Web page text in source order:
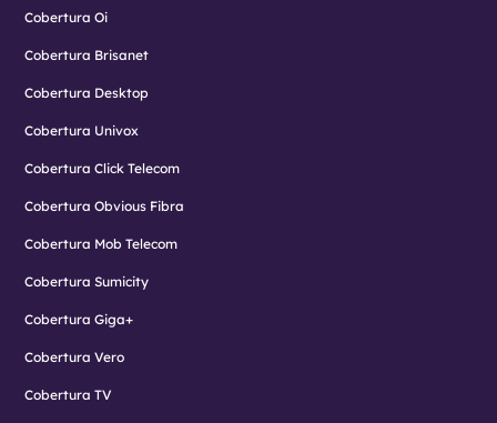
Cobertura Oi
Cobertura Brisanet
Cobertura Desktop
Cobertura Univox
Cobertura Click Telecom
Cobertura Obvious Fibra
Cobertura Mob Telecom
Cobertura Sumicity
Cobertura Giga+
Cobertura Vero
Cobertura TV